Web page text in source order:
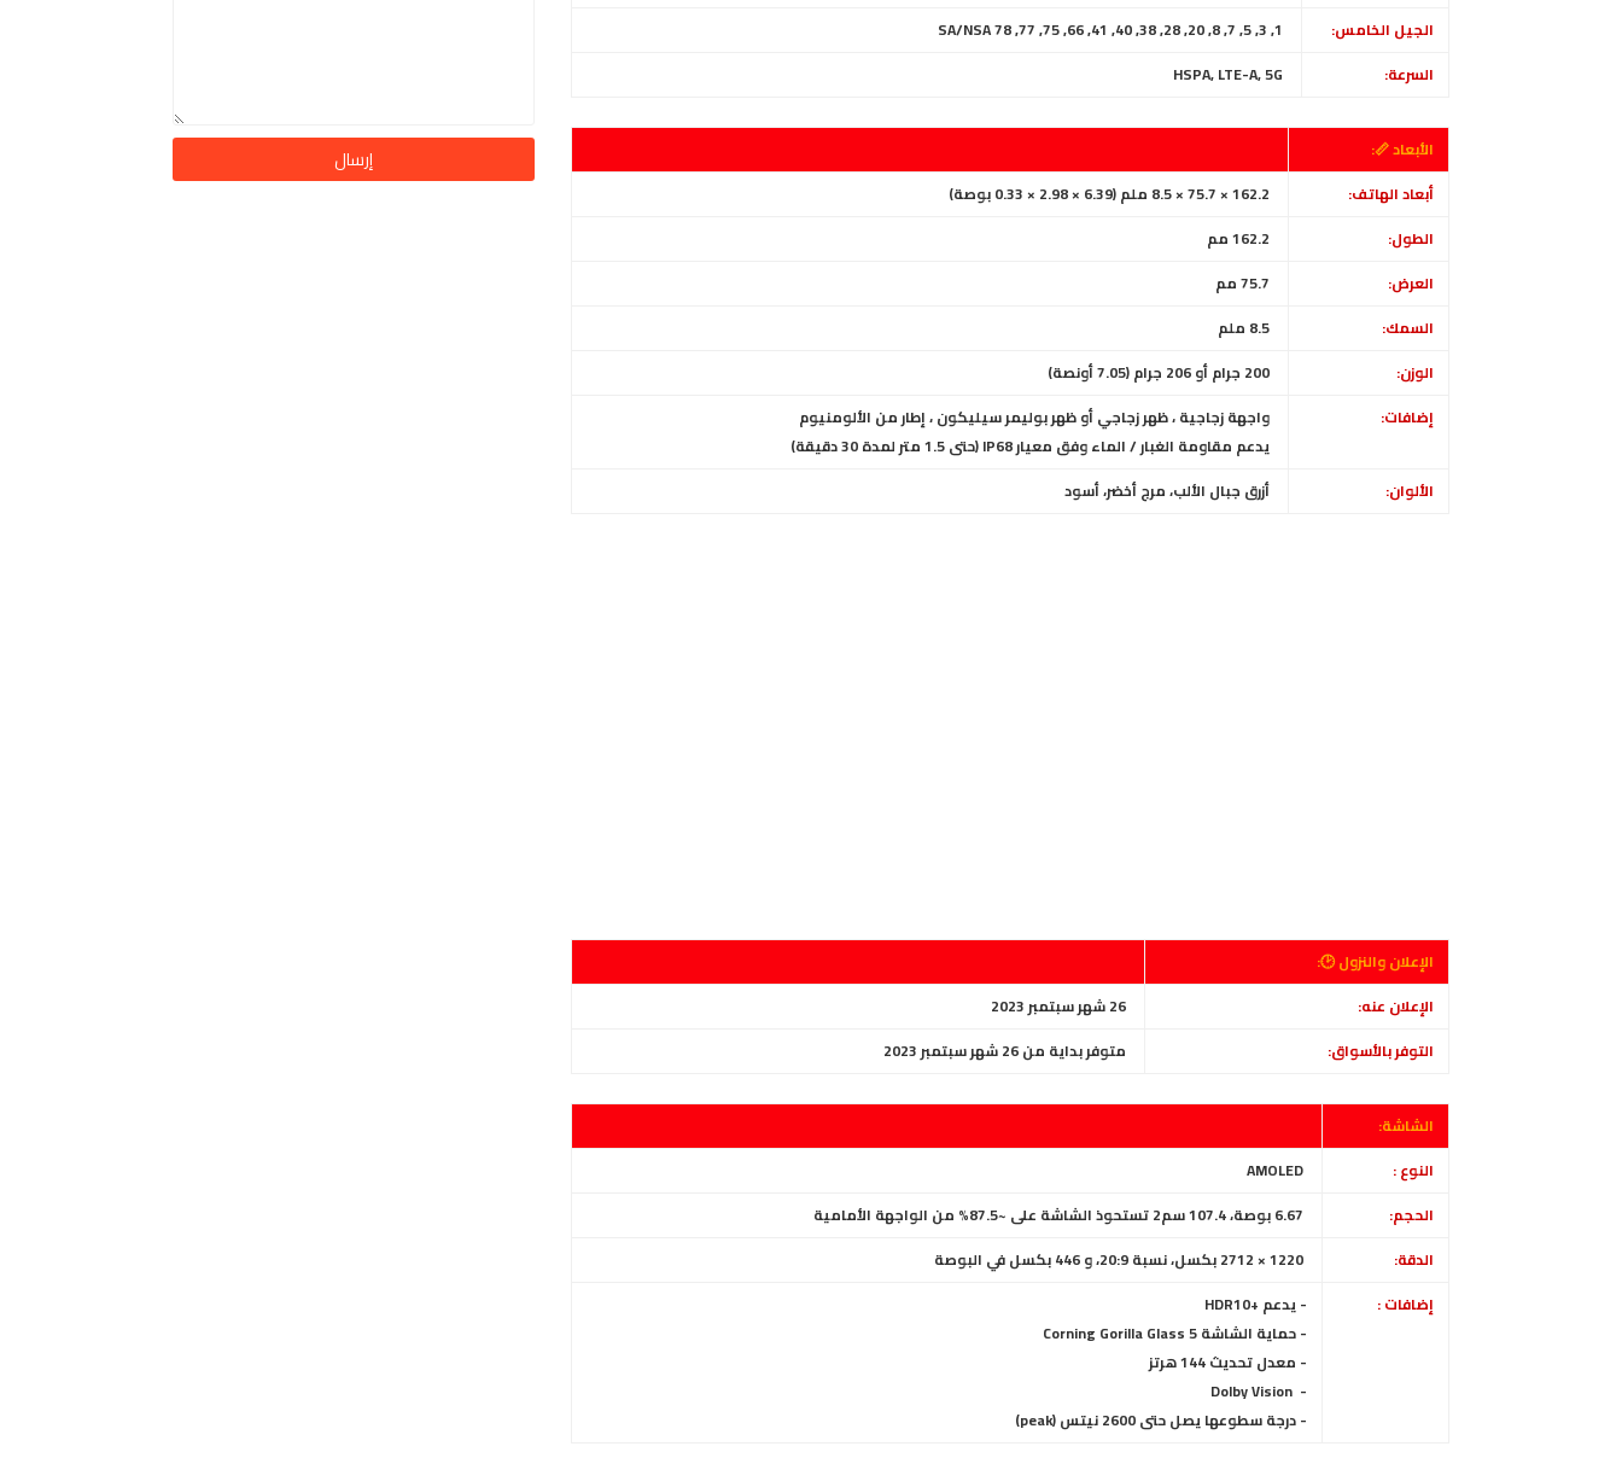
الجيل الخامس:
السرعة:
الأبعاد 📏:
أبعاد الهاتف:
162.2 × 75.7 × 8.5 ملم (6.39 × 2.98 × 0.33 بوصة)
الطول:
العرض:
75.7مم
السمك:
8.5 ملم
الوزن:
200 جرام أو 206 جرام (7.05 أونصة)
إضافات:
واجهة زجاجية ، ظهر زجاجي أو ظهر بوليمر سيليكون ، إطار من الألومنيوم
يدعم مقاومة الغبار / الماء وفق معيار IP68 (حتى 1.5 متر لمدة 30 دقيقة)
الألوان:
أزرق جبال الألب، مرج أخضر، أسود
الإعلان والنزول 🕑:
الإعلان عنه:
التوفر بالأسواق:
متوفر بداية من 26 شهر سبتمبر 2023
الشاشة:
النوع :
الحجم:
الدقة:
1220 × 2712 بكسل، نسبة 20:9، و 446 بكسل في البوصة
إضافات :
- يدعم +
HDR10
- حماية الشاشة Corning Gorilla Glass 5
- معدل تحديث 144 هرتز
-
- درجة سطوعها يصل حتى 2600 نيتس (peak)